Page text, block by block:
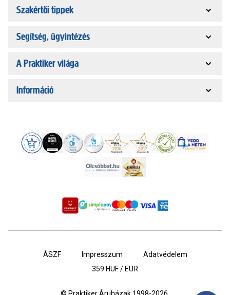
Szakértői tippek
Segítség, ügyintézés
A Praktiker világa
Információ
ÁSZF Impresszum
Adatvédelem
359 HUF / EUR